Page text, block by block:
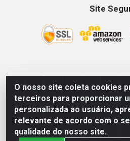
O nosso site coleta cookies
terceiros para proporcionar
personalizada ao usuário,
relevante de acordo com o
qualidade do nosso site.
Site
GKSEG EPI Maquinas e
Vargas, 2066 Centro, Imperatriz/MA
11.191.946/0001-07 - Horários:
Sábados